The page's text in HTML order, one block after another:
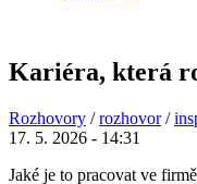
Kariéra, která
Rozhovory /rozhovor/
17. 5. 2026 - 14:31
Jaké je to pracovat ve